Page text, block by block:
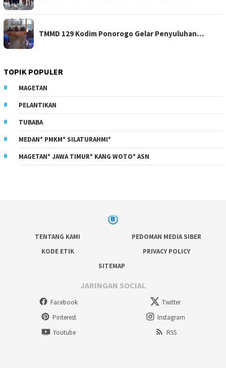
TMMD 129 Kodim Ponorogo Gelar Penyuluhan…
TOPIK POPULER
MAGETAN
PELANTIKAN
TUBABA
MEDAN* PMKM* SILATURAHMI*
MAGETAN* JAWA TIMUR* KANG WOTO* ASN
TENTANG KAMI
PEDOMAN MEDIA SIBER
KODE ETIK
PRIVACY POLICY
SITEMAP
JARINGAN SOCIAL
Facebook
Twitter
Pinterest
Instagram
Youtube
RSS